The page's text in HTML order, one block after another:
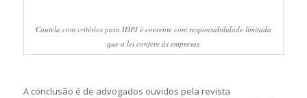
Cautela com critérios para IDPJ é coerente com responsabilidade limitada
que a lei confere às empresas
A conclusão é de advogados ouvidos pela revista